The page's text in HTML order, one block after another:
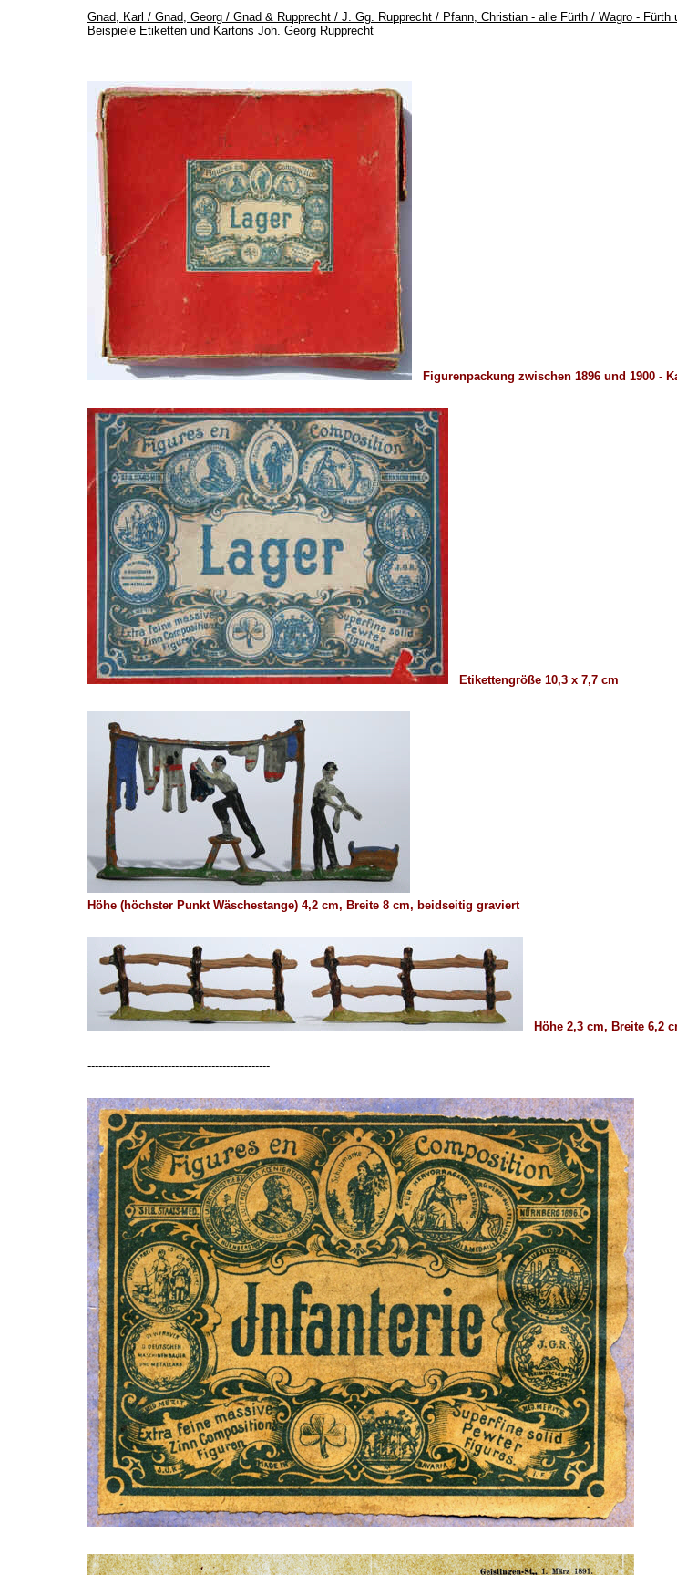
Gnad, Karl / Gnad, Georg / Gnad & Rupprecht / J. Gg. Rupprecht / Pfann, Christian - alle Fürth / Wagro - Fürth
Beispiele Etiketten und Kartons Joh. Georg Rupprecht
Figurenpackung zwischen 1896 und 1900 -
Etikettengröße 10,3 x 7,7 cm
Höhe (höchster Punkt Wäschestange) 4,2 cm, Breite 8 cm, beidseitig graviert
Höhe 2,3 cm, Breite 6,2
--------------------------------------------------